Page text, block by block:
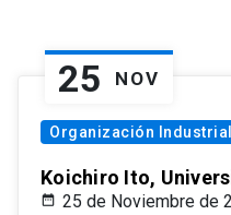
25 NOV
Organización Industrial
Koichiro Ito,
25 de Noviembre de